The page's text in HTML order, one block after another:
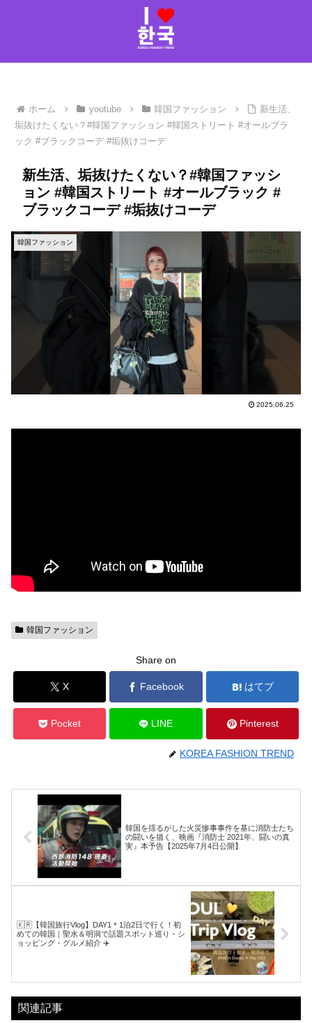
ホーム youtube 韓国ファッション
新生活、
垢抜けたくない？#韓国ファッション #韓国ストリート #オールブラ
ック #ブラックコーデ #垢抜けコーデ
新生活、垢抜けたくない？#韓国ファッシ
ョン #韓国ストリート #オールブラック #
ブラックコーデ #垢抜けコーデ
韓国ファッション
2025.06.25
韓国ファッション
Share on
X Facebook はてブ
Pocket LINE Pinterest
KOREA FASHION TREND
韓国を揺るがした火災惨事事件を基に消防士たち
の闘いを描く、映画『消防士 2021年、闘いの真
実』本予告【2025年7月4日公開】
🇰🇷【韓国旅行Vlog】DAY1＊1泊2日で行く！初
めての韓国｜聖水＆明洞で話題スポット巡り・シ
ョッピング・グルメ紹介 ✈️
関連記事